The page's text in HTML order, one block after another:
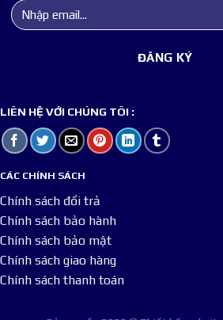
LIÊN HỆ VỚI CHÚNG TÔI :
CÁC CHÍNH SÁCH
Chính sách đổi trả
Chính sách bảo hành
Chính sách bảo mật
Chính sách giao hàng
Chính sách thanh toán